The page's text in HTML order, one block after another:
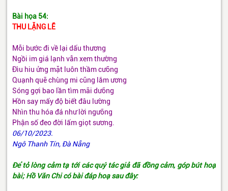
Bài họa 54:
THU LẶNG LẼ
Mỗi bước đi về lại dấu thương
Ngồi im giá lạnh vẫn xem thường
Đìu hiu ửng mặt luôn thầm cưỡng
Quạnh quẽ chùng mi cũng lắm ương
Sóng gợi bao lần tìm mãi dưỡng
Hồn say mấy độ biết đâu lường
Nhìn thu hóa đá như lời ngưỡng
Phận số đeo đời lấm giọt sương.
06/10/2023.
Ngô Thanh Tín, Đà Nẵng
Để tỏ lòng cảm tạ tới các quý tác giả đã đồng cảm, góp bút hoạ
bài; Hồ Văn Chi có bài đáp hoạ sau đây: